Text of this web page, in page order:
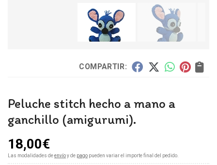
COMPARTIR:
Peluche stitch hecho a mano a
ganchillo (amigurumi).
18,00€
Las modalidades deenvíoy de pago pueden variar el importe final del pedido.